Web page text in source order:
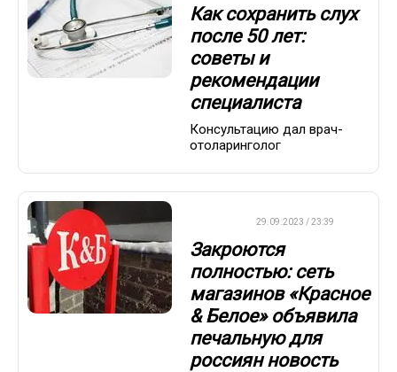
Как сохранить слух
после 50 лет:
советы и
рекомендации
специалиста
Консультацию дал врач-
отоларинголог
29.09.2023 / 23:39
Закроются
полностью: сеть
магазинов «Красное
& Белое» объявила
печальную для
россиян новость